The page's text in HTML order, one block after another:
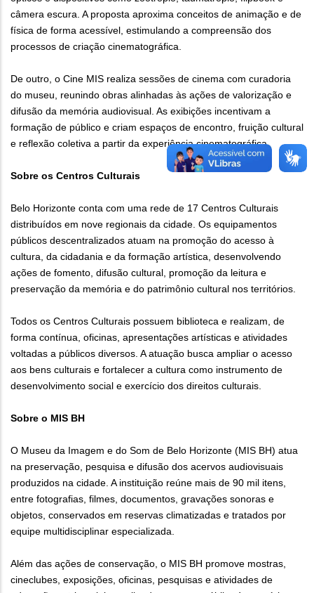
câmera escura. A proposta aproxima conceitos de animação e de
física de forma acessível, estimulando a compreensão dos
processos de criação cinematográfica.
De outro, o Cine MIS realiza sessões de cinema com curadoria
do museu, reunindo obras alinhadas às ações de valorização e
difusão da memória audiovisual. As exibições incentivam a
formação de público e criam espaços de encontro, fruição cultural
e reflexão coletiva a partir da experiência cinematográfica.
Sobre os Centros Culturais
Belo Horizonte conta com uma rede de 17 Centros Culturais
distribuídos em nove regionais da cidade. Os equipamentos
públicos descentralizados atuam na promoção do acesso à
cultura, da cidadania e da formação artística, desenvolvendo
ações de fomento, difusão cultural, promoção da leitura e
preservação da memória e do patrimônio cultural nos territórios.
Todos os Centros Culturais possuem biblioteca e realizam, de
forma contínua, oficinas, apresentações artísticas e atividades
voltadas a públicos diversos. A atuação busca ampliar o acesso
aos bens culturais e fortalecer a cultura como instrumento de
desenvolvimento social e exercício dos direitos culturais.
Sobre o MIS BH
O Museu da Imagem e do Som de Belo Horizonte (MIS BH) atua
na preservação, pesquisa e difusão dos acervos audiovisuais
produzidos na cidade. A instituição reúne mais de 90 mil itens,
entre fotografias, filmes, documentos, gravações sonoras e
objetos, conservados em reservas climatizadas e tratados por
equipe multidisciplinar especializada.
Além das ações de conservação, o MIS BH promove mostras,
cineclubes, exposições, oficinas, pesquisas e atividades de